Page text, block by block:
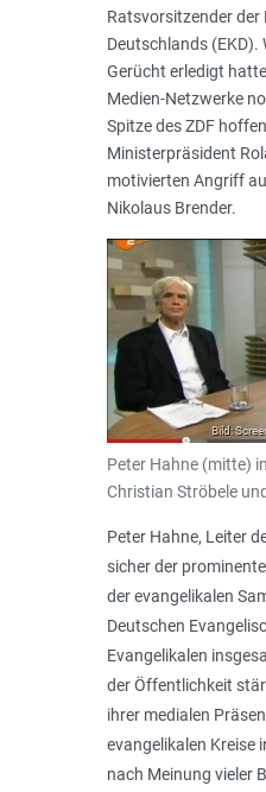
Ratsvorsitzender der
Deutschlands (EKD).
Gerücht erledigt
Medien-Netzwerke
Spitze des ZDF
Ministerpräsident
motivierten Angriff
Nikolaus Brender.
Bild:
Peter Hahne (mitte)
Christian Ströbele
Peter Hahne, Leiter
sicher der
der evangelikalen
Deutschen
Evangelikalen
der Öffentlichkeit
ihrer medialen
evangelikalen Kreise
nach Meinung vieler